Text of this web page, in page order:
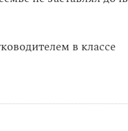
в классе